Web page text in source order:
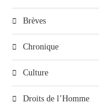
Brèves
Chronique
Culture
Droits de l’Homme